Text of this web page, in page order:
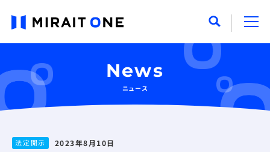
News
ニュース
法定開示 2023年8月10日